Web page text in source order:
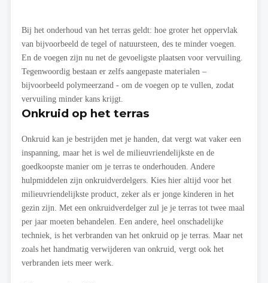
Bij het onderhoud van het terras geldt: hoe groter het oppervlak
van bijvoorbeeld de tegel of natuursteen, des te minder voegen.
En de voegen zijn nu net de gevoeligste plaatsen voor vervuiling.
Tegenwoordig bestaan er zelfs aangepaste materialen –
bijvoorbeeld polymeerzand - om de voegen op te vullen, zodat
vervuiling minder kans krijgt.
Onkruid op het terras
Onkruid kan je bestrijden met je handen, dat vergt wat vaker een
inspanning, maar het is wel de milieuvriendelijkste en de
goedkoopste manier om je terras te onderhouden. Andere
hulpmiddelen zijn onkruidverdelgers. Kies hier altijd voor het
milieuvriendelijkste product, zeker als er jonge kinderen in het
gezin zijn. Met een onkruidverdelger zul je je terras tot twee maal
per jaar moeten behandelen. Een andere, heel onschadelijke
techniek, is het verbranden van het onkruid op je terras. Maar net
zoals het handmatig verwijderen van onkruid, vergt ook het
verbranden iets meer werk.